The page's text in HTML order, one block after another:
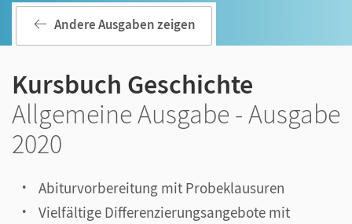
Andere Ausgaben zeigen
Kursbuch Geschichte
Allgemeine Ausgabe - Ausgabe
2020
Abiturvorbereitung mit Probeklausuren
Vielfältige Differenzierungsangebote mit